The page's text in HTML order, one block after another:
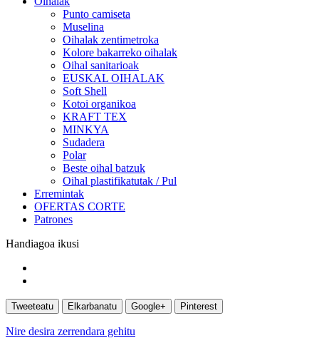
Punto camiseta
Muselina
Oihalak zentimetroka
Kolore bakarreko oihalak
Oihal sanitarioak
EUSKAL OIHALAK
Soft Shell
Kotoi organikoa
KRAFT TEX
MINKYA
Sudadera
Polar
Beste oihal batzuk
Oihal plastifikatutak / Pul
Erremintak
OFERTAS CORTE
Patrones
Handiagoa ikusi
Tweeteatu Elkarbanatu Google+ Pinterest
Nire desira zerrendara gehitu